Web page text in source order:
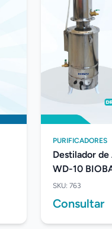
PURIFICADORES
Destilador
WD-10
SKU: 763
Consultar